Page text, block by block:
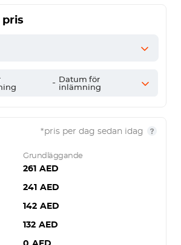
pris
- Datum för
inlämning
*pris per dag sedan idag
Grundläggande
261 AED
241 AED
142 AED
132 AED